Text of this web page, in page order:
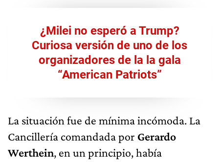
¿Milei no esperó a Trump?
Curiosa versión de uno de los
organizadores de la la gala
“American Patriots”
La situación fue de mínima incómoda. La
Cancillería comandada por Gerardo
Werthein, en un principio, había